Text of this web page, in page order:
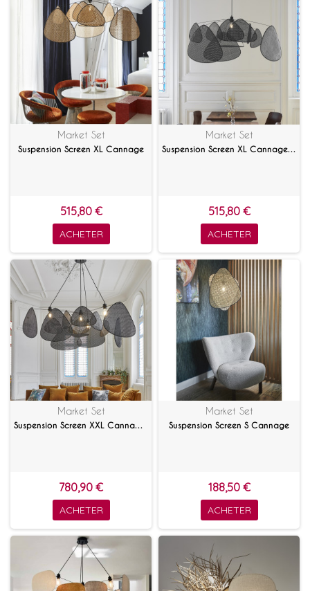
Market Set
Suspension Screen XL Cannage
515,80 €
ACHETER
Market Set
Suspension Screen XL Cannage noir
515,80 €
ACHETER
Market Set
Suspension Screen XXL Cannage noir
780,90 €
ACHETER
Market Set
Suspension Screen S Cannage
188,50 €
ACHETER